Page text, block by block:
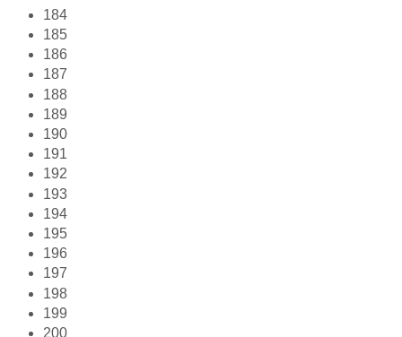
184
185
186
187
188
189
190
191
192
193
194
195
196
197
198
199
200